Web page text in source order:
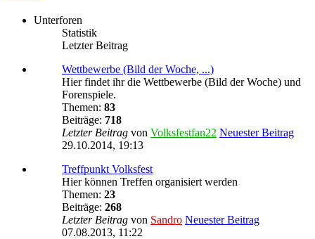
Unterforen
Statistik
Letzter Beitrag
Wettbewerbe (Bild der Woche, ...)
Hier findet ihr die Wettbewerbe (Bild der Woche) und
Forenspiele.
Themen: 83
Beiträge: 718
Letzter Beitrag von Volksfestfan22 Neuester Beitrag
29.10.2014, 19:13
Treffpunkt Volksfest
Hier können Treffen organisiert werden
Themen: 23
Beiträge: 268
Letzter Beitrag von Sandro Neuester Beitrag
07.08.2013, 11:22